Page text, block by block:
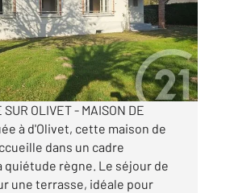
€
OLIVET - MAISON DE
à d'Olivet, cette maison de
dans un cadre
quiétude règne. Le séjour de
une terrasse, idéale pour